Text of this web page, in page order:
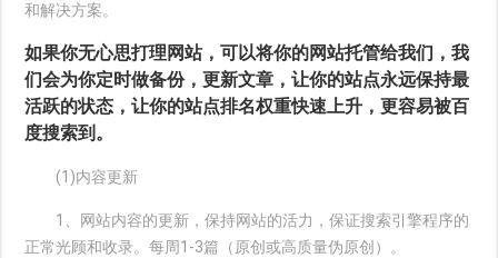
和解决方案。
如果你无心思打理网站，可以将你的网站托管给我们，我
们会为你定时做备份，更新文章，让你的站点永远保持最
活跃的状态，让你的站点排名权重快速上升，更容易被百
度搜索到。
(1)内容更新
1、网站内容的更新，保持网站的活力，保证搜索引擎程序的
正常光顾和收录。每周1-3篇（原创或高质量伪原创）。